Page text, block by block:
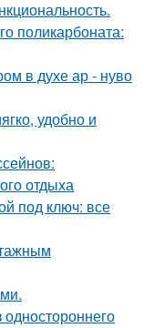
поликарбоната:
в духе ар - нуво
удобно и
отдыха
под ключ: все
одностороннего